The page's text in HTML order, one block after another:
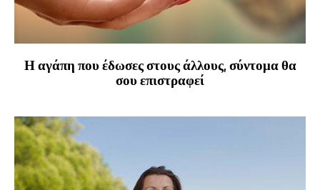
Η αγάπη που έδωσες στους άλλους, σύντομα θα
σου επιστραφεί